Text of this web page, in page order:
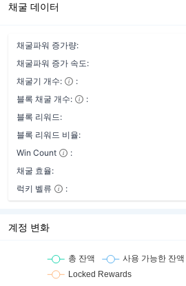
채굴 데이터
채굴파워 증가량:
채굴파워 증가 속도:
채굴기 개수:
:
블록 채굴 개수:
:
블록 리워드:
블록 리워드 비율:
Win Count
:
채굴 효율:
럭키 벨류
:
계정 변화